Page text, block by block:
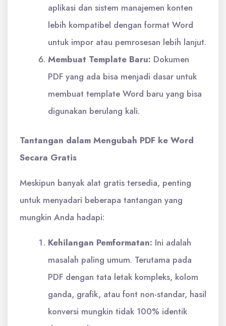
aplikasi dan sistem manajemen konten
lebih kompatibel dengan format Word
untuk impor atau pemrosesan lebih lanjut.
Membuat Template Baru: Dokumen
PDF yang ada bisa menjadi dasar untuk
membuat template Word baru yang bisa
digunakan berulang kali.
Tantangan dalam Mengubah PDF ke Word
Secara Gratis
Meskipun banyak alat gratis tersedia, penting
untuk menyadari beberapa tantangan yang
mungkin Anda hadapi:
Kehilangan Pemformatan: Ini adalah
masalah paling umum. Terutama pada
PDF dengan tata letak kompleks, kolom
ganda, grafik, atau font non-standar, hasil
konversi mungkin tidak 100% identik